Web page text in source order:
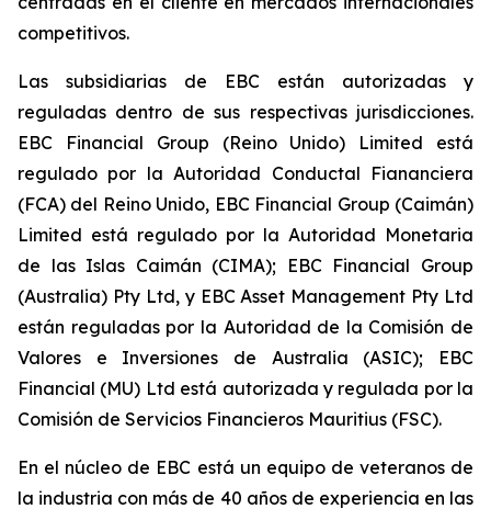
competitivos.
Las subsidiarias de EBC están autorizadas y
reguladas dentro de sus respectivas jurisdicciones.
EBC Financial Group (Reino Unido) Limited está
regulado por la Autoridad Conductal Fiananciera
(FCA) del Reino Unido, EBC Financial Group (Caimán)
Limited está regulado por la Autoridad Monetaria
de las Islas Caimán (CIMA); EBC Financial Group
(Australia) Pty Ltd, y EBC Asset Management Pty Ltd
están reguladas por la Autoridad de la Comisión de
Valores e Inversiones de Australia (ASIC); EBC
Financial (MU) Ltd está autorizada y regulada por la
Comisión de Servicios Financieros Mauritius (FSC).
En el núcleo de EBC está un equipo de veteranos de
la industria con más de 40 años de experiencia en las